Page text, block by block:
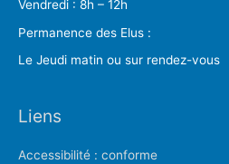
Vendredi : 8h – 12h
Permanence des Elus :
Le Jeudi matin ou sur rendez-vous
Liens
Accessibilité : conforme